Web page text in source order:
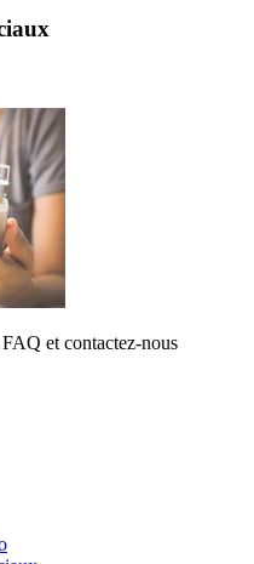
et contactez-nous